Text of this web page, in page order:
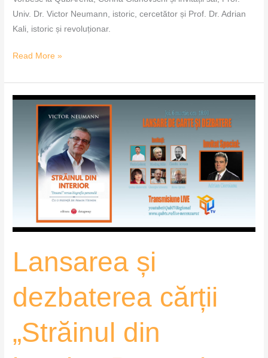
Univ. Dr. Victor Neumann, istoric, cercetător și Prof. Dr. Adrian
Kali, istoric și revoluționar.
Read More »
Lansarea și
dezbaterea cărții
„Străinul din
Lansarea
dezbaterea
„Străinul
versus
personală”